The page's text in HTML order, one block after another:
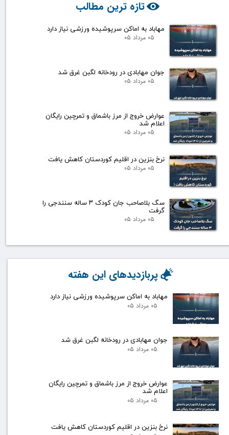
تازه ترین مطالب
مهاباد به اماکن سرپوشیده ورزشی نیاز دارد
۰۵ مرداد ۰۵
جوان مهابادی در رودخانه لگبن غرق شد
۰۵ مرداد ۰۵
عوارض خروج از مرز باشماق و تمرچین رایگان
اعلام شد
۰۵ مرداد ۰۵
نرخ بنزین در اقلیم کوردستان کاهش یافت
۰۵ مرداد ۰۵
سگ بلاصاحب جان کودک ۳ ساله سنندجی را
گرفت
۰۵ مرداد ۰۵
مهاباد به اماکن سرپوشیده ورزشی نیاز دارد
۰۵ مرداد ۰۵
جوان مهابادی در رودخانه لگبن غرق شد
۰۵ مرداد ۰۵
عوارض خروج از مرز باشماق و تمرچین رایگان
اعلام شد
۰۵ مرداد ۰۵
نرخ بنزین در اقلیم کوردستان کاهش یافت
پربازدیدهای این هفته